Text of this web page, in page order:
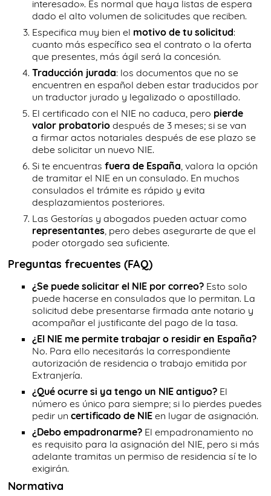
interesado». Es normal que haya listas de espera
dado el alto volumen de solicitudes que reciben.
Especifica muy bien el motivo de tu solicitud:
cuanto más específico sea el contrato o la oferta
que presentes, más ágil será la concesión.
Traducción jurada: los documentos que no se
encuentren en español deben estar traducidos por
un traductor jurado y legalizado o apostillado.
El certificado con el NIE no caduca, pero pierde
valor probatorio después de 3 meses; si se van
a firmar actos notariales después de ese plazo se
debe solicitar un nuevo NIE.
Si te encuentras fuera de España, valora la opción
de tramitar el NIE en un consulado. En muchos
consulados el trámite es rápido y evita
desplazamientos posteriores.
Las Gestorías y abogados pueden actuar como
representantes, pero debes asegurarte de que el
poder otorgado sea suficiente.
Preguntas frecuentes (FAQ)
¿Se puede solicitar el NIE por correo? Esto solo
puede hacerse en consulados que lo permitan. La
solicitud debe presentarse firmada ante notario y
acompañar el justificante del pago de la tasa.
¿El NIE me permite trabajar o residir en España?
No. Para ello necesitarás la correspondiente
autorización de residencia o trabajo emitida por
Extranjería.
¿Qué ocurre si ya tengo un NIE antiguo? El
número es único para siempre; si lo pierdes puedes
pedir un certificado de NIE en lugar de asignación.
¿Debo empadronarme? El empadronamiento no
es requisito para la asignación del NIE, pero si más
adelante tramitas un permiso de residencia sí te lo
exigirán.
Normativa